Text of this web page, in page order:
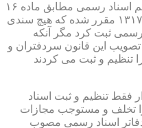
مبحث سوم): موانع موجود برای تنظیم اسناد رسمی مطابق ماده ۱۶
آیین نامه دفاتر اسناد رسمی مصوب ۱۳۱۷ مقرر شده که هیچ سندی
رسمی ثبت کرد مگر آنکه
این قانون سردفتران و
تنظیم و ثبت می کردند
فقط تنظیم و ثبت اسناد
تخلف و مستوجب مجازات
۲۹ آیین نامه دفاتر اسناد رسمی مصوب